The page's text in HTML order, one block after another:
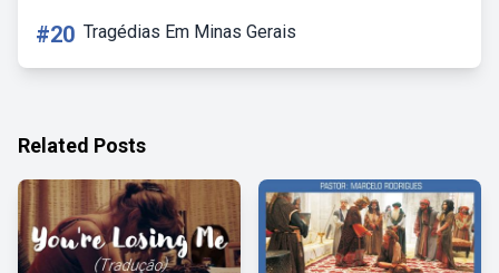
#20 Tragédias Em Minas Gerais
Related Posts